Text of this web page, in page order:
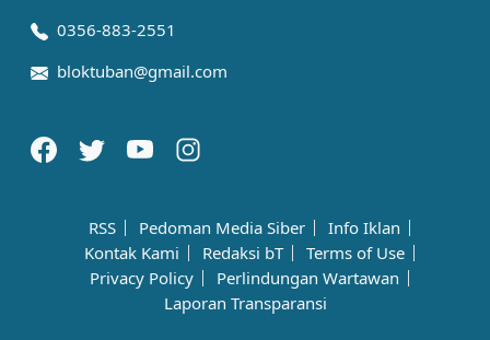
0356-883-2551
bloktuban@gmail.com
RSS Pedoman Media Siber
Info Iklan
Kontak Kami
Redaksi bT
Terms of Use
Privacy Policy
Perlindungan Wartawan
Laporan Transparansi